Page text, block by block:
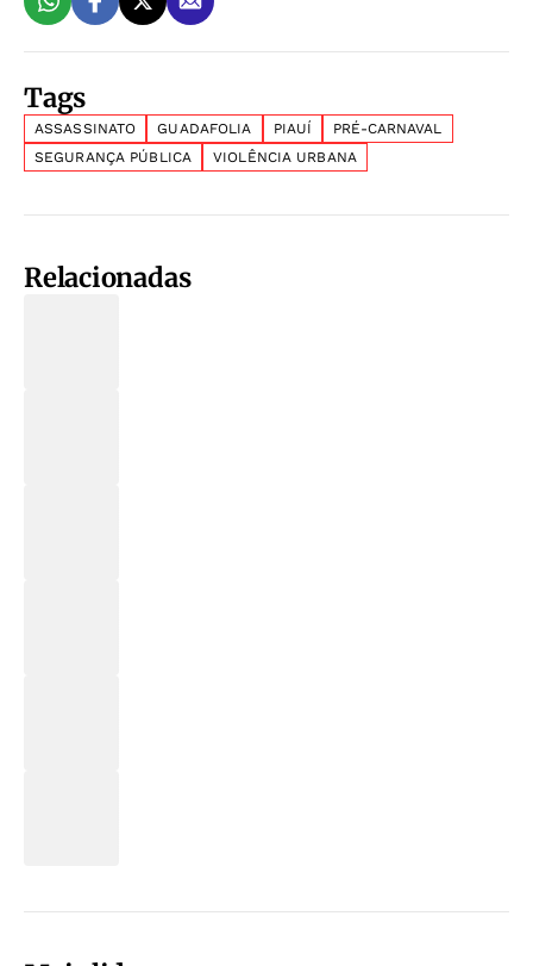
Tags
ASSASSINATO GUADAFOLIA PIAUÍ
PRÉ-CARNAVAL
SEGURANÇA PÚBLICA
VIOLÊNCIA URBANA
Relacionadas